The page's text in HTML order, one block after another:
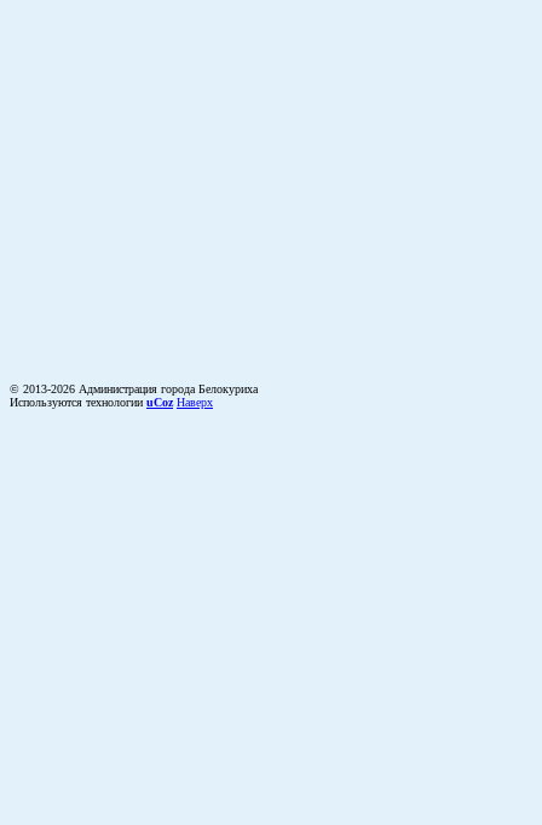
© 2013-2026 Администрация города Белокуриха
Используются технологии uCoz Наверх